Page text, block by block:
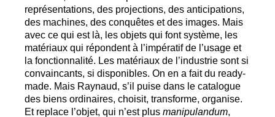
représentations, des projections, des anticipations,
des machines, des conquêtes et des images. Mais
avec ce qui est là, les objets qui font système, les
matériaux qui répondent à l’impératif de l’usage et
la fonctionnalité. Les matériaux de l’industrie sont si
convaincants, si disponibles. On en a fait du ready-
made. Mais Raynaud, s’il puise dans le catalogue
des biens ordinaires, choisit, transforme, organise.
Et replace l’objet, qui n’est plus manipulandum,